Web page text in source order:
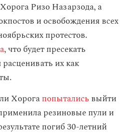
Ризо Назарзода, а
и освобождения всех
протестов.
, что будет пресекать
их как
Хорогапопытались выйти
резиновые пули и
погиб 30-летний